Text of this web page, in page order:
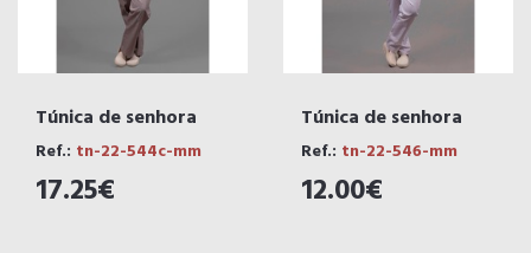
Túnica de senhora
Ref.: tn-22-544c-mm
17.25€
Túnica de senhora
Ref.: tn-22-546-mm
12.00€